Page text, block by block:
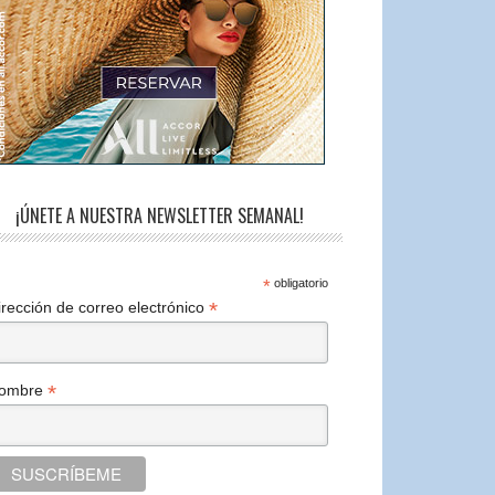
¡ÚNETE A NUESTRA NEWSLETTER SEMANAL!
* obligatorio
de correo electrónico *
*